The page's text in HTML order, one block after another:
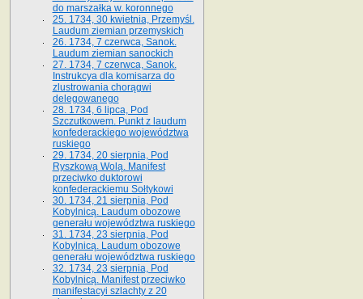
do marszałka w. koronnego
25. 1734, 30 kwietnia, Przemyśl.
Laudum ziemian przemyskich
26. 1734, 7 czerwca, Sanok.
Laudum ziemian sanockich
27. 1734, 7 czerwca, Sanok.
Instrukcya dla komisarza do
zlustrowania chorągwi
delegowanego
28. 1734, 6 lipca, Pod
Szczutkowem. Punkt z laudum
konfederackiego województwa
ruskiego
29. 1734, 20 sierpnia, Pod
Ryszkową Wolą. Manifest
przeciwko duktorowi
konfederackiemu Sołtykowi
30. 1734, 21 sierpnia, Pod
Kobylnicą. Laudum obozowe
generału województwa ruskiego
31. 1734, 23 sierpnia, Pod
Kobylnicą. Laudum obozowe
generału województwa ruskiego
32. 1734, 23 sierpnia, Pod
Kobylnicą. Manifest przeciwko
manifestacyi szlachty z 20